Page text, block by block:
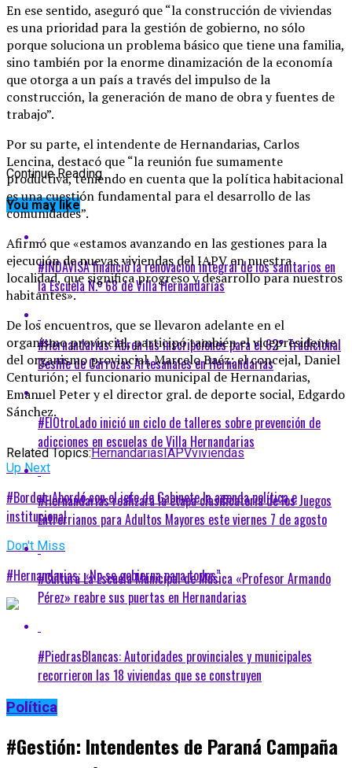
En ese sentido, aseguró que “la construcción de viviendas
es una prioridad para la gestión de gobierno, no sólo
porque soluciona un problema básico que tiene una familia,
sino también por la enorme dinamización de la economía
que otorga a un país a través del impulso de la
construcción, la generación de mano de obra y fuentes de
trabajo”.
Por su parte, el intendente de Hernandarias, Carlos
Lencina, destacó que “la reunión fue sumamente
productiva, teniendo en cuenta que la política habitacional
es una cuestión fundamental para el desarrollo de las
comunidades”.
Afirmó que «estamos avanzando en las gestiones para la
ejecución de nuevas viviendas del IAPV en nuestra
localidad, que significa progreso y desarrollo para nuestros
habitantes».
De los encuentros, que se llevaron adelante en el
organismo provincial, participó también el vicepresidente
del organismo provincial, Marcelo Baéz; el concejal, Daniel
Centurión; el funcionario municipal de Hernandarias,
Emanuel Peter y el director gral. de deporte social, Edgardo
Sánchez.
Related Topics:HernandariasIAPVviviendas
Up Next
#Bordet: Abordó con el jefe de Gabinete la agenda política e
institucional
Don't Miss
#Hernandarias: «No se gobierna para todos”
Continue Reading
You may like
#INDAVISA financió la renovación integral de los sanitarios en
la Escuela N.º 68 de Villa Hernandarias
#Hernandarias: Abren las inscripciones para el 62° Tradicional
Desfile de Carrozas Artesanales en Hernandarias
#ElOtroLado inició un ciclo de talleres sobre prevención de
adicciones en escuelas de Villa Hernandarias
#Hernandarias realizará la etapa clasificatoria de los Juegos
Entrerrianos para Adultos Mayores este viernes 7 de agosto
#Cultura La Escuela Municipal de Música «Profesor Armando
Pérez» reabre sus puertas en Hernandarias
#PiedrasBlancas: Autoridades provinciales y municipales
recorrieron las 18 viviendas que se construyen
Política
#Gestión: Intendentes de Paraná Campaña